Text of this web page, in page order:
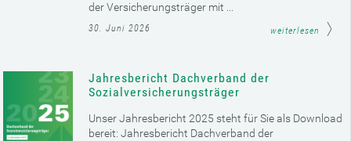
der Versicherungsträger mit ...
30. Juni 2026 weiterlesen
Jahresbericht Dachverband der
Sozialversicherungsträger
Unser Jahresbericht 2025 steht für Sie als Download
bereit: Jahresbericht Dachverband der